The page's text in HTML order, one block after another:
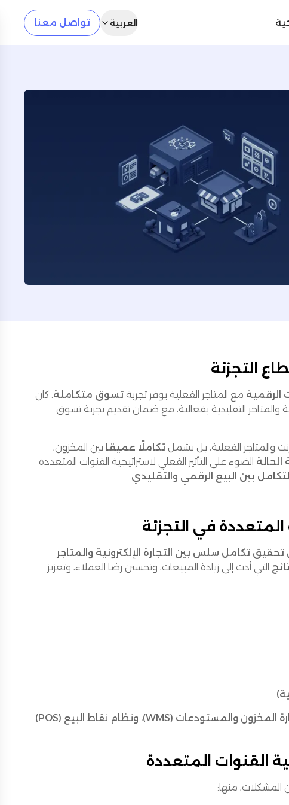
العربية تواصل معنا
التجزئة
الرقمية مع المتاجر الفعلية يوفر تجربةتسوق متكاملة. كان
والمتاجر التقليدية بفعالية، مع ضمان تقديم تجربة تسوق
والمتاجر الفعلية، بل يشملتكاملًا عميقًا بين المخزون،
الحالة الضوء على التأثير الفعلي لاستراتيجية القنوات المتعددة
بين البيع الرقمي والتقليدي.
المتعددة في التجزئة
تكامل سلس بين التجارة الإلكترونية والمتاجر
التي أدت إلى زيادة المبيعات، وتحسين رضا العملاء، وتعزيز
نظام إدارة الطلبات (OMS)، نظام إدارة المخزون والمستودعات (WMS)، ونظام نقاط البيع (POS)
القنوات المتعددة
المشكلات، منها: